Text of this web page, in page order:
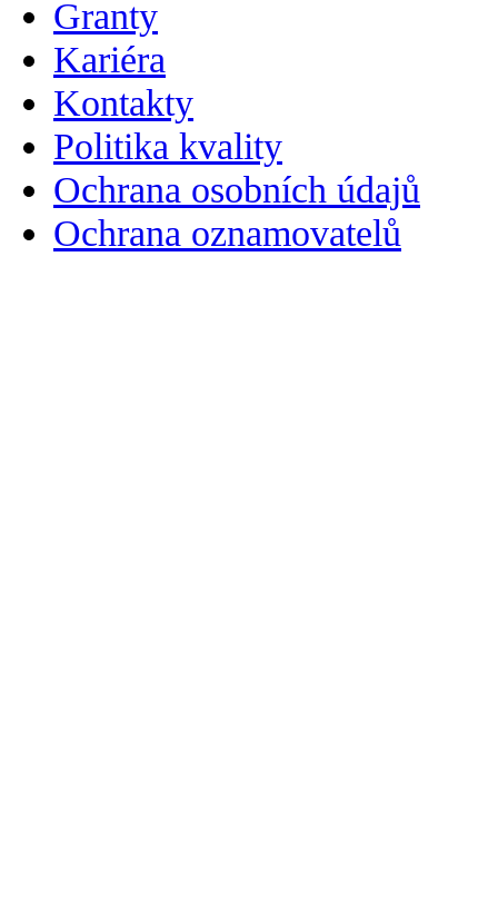
Granty
Kariéra
Kontakty
Politika kvality
Ochrana osobních údajů
Ochrana oznamovatelů